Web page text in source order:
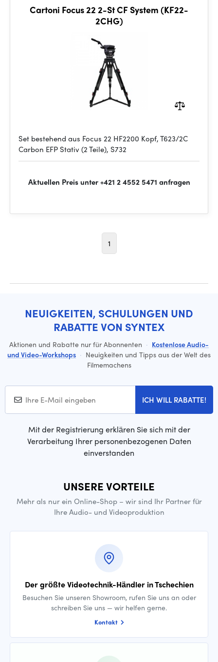
Cartoni Focus 22 2-St CF System (KF22-
2CHG)
Set bestehend aus Focus 22 HF2200 Kopf, T623/2C
Carbon EFP Stativ (2 Teile), S732
Aktuellen Preis unter +421 2 4552 5471 anfragen
1
NEUIGKEITEN, SCHULUNGEN UND
RABATTE VON SYNTEX
Aktionen und Rabatte nur für Abonnenten · Kostenlose Audio-
und Video-Workshops · Neuigkeiten und Tipps aus der Welt des
Filmemachens
ICH WILL RABATTE!
Mit der Registrierung erklären Sie sich mit der
Verarbeitung Ihrer personenbezogenen Daten
einverstanden
UNSERE VORTEILE
Mehr als nur ein Online-Shop – wir sind Ihr Partner für
Ihre Audio- und Videoproduktion
Der größte Videotechnik-Händler in Tschechien
Besuchen Sie unseren Showroom, rufen Sie uns an oder
schreiben Sie uns — wir helfen gerne.
Kontakt